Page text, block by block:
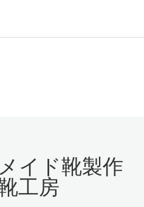
イド靴製作
工房